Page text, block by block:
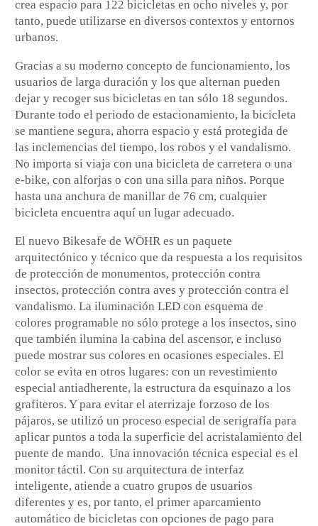
crea espacio para 122 bicicletas en ocho niveles y, por
tanto, puede utilizarse en diversos contextos y entornos
urbanos.
Gracias a su moderno concepto de funcionamiento, los
usuarios de larga duración y los que alternan pueden
dejar y recoger sus bicicletas en tan sólo 18 segundos.
Durante todo el periodo de estacionamiento, la bicicleta
se mantiene segura, ahorra espacio y está protegida de
las inclemencias del tiempo, los robos y el vandalismo.
No importa si viaja con una bicicleta de carretera o una
e-bike, con alforjas o con una silla para niños. Porque
hasta una anchura de manillar de 76 cm, cualquier
bicicleta encuentra aquí un lugar adecuado.
El nuevo Bikesafe de WÖHR es un paquete
arquitectónico y técnico que da respuesta a los requisitos
de protección de monumentos, protección contra
insectos, protección contra aves y protección contra el
vandalismo. La iluminación LED con esquema de
colores programable no sólo protege a los insectos, sino
que también ilumina la cabina del ascensor, e incluso
puede mostrar sus colores en ocasiones especiales. El
color se evita en otros lugares: con un revestimiento
especial antiadherente, la estructura da esquinazo a los
grafiteros. Y para evitar el aterrizaje forzoso de los
pájaros, se utilizó un proceso especial de serigrafía para
aplicar puntos a toda la superficie del acristalamiento del
puente de mando. Una innovación técnica especial es el
monitor táctil. Con su arquitectura de interfaz
inteligente, atiende a cuatro grupos de usuarios
diferentes y es, por tanto, el primer aparcamiento
automático de bicicletas con opciones de pago para